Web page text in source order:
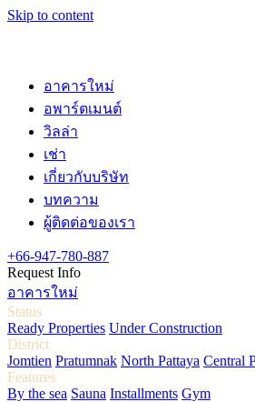
Skip to content
อาคารใหม่
อพาร์ตเมนต์
วิลล่า
เช่า
เกี่ยวกับบริษัท
บทความ
ผู้ติดต่อของเรา
+66-947-780-887
Request Info
อาคารใหม่
Status
Ready Properties Under Construction
District
Jomtien Pratumnak North Pattaya Central
Features
By the sea Sauna Installments Gym